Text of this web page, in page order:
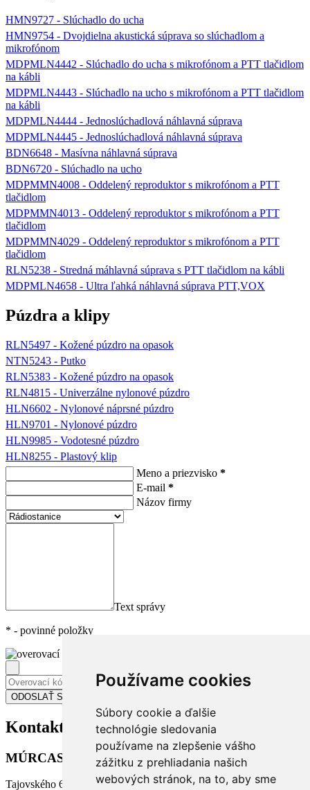
Používame cookies
Súbory cookie a ďalšie
technológie sledovania
používame na zlepšenie vášho
zážitku z prehliadania našich
webových stránok, na to, aby sme
HMN9727 - Slúchadlo do ucha
HMN9754 - Dvojdielna akustická súprava so slúchadlom a
mikrofónom
MDPMLN4442 - Slúchadlo do ucha s mikrofónom a PTT tlačidlom
na kábli
MDPMLN4443 - Slúchadlo na ucho s mikrofónom a PTT tlačidlom
na kábli
MDPMLN4444 - Jednoslúchadlová náhlavná súprava
MDPMLN4445 - Jednoslúchadlová náhlavná súprava
BDN6648 - Masívna náhlavná súprava
BDN6720 - Slúchadlo na ucho
MDPMMN4008 - Oddelený reproduktor s mikrofónom a PTT
tlačidlom
MDPMMN4013 - Oddelený reproduktor s mikrofónom a PTT
tlačidlom
MDPMMN4029 - Oddelený reproduktor s mikrofónom a PTT
tlačidlom
RLN5238 - Stredná máhlavná súprava s PTT tlačidlom na kábli
MDPMLN4658 - Ultra ľahká náhlavná súprava PTT,VOX
Púzdra a klipy
RLN5497 - Kožené púzdro na opasok
NTN5243 - Putko
RLN5383 - Kožené púzdro na opasok
RLN4815 - Univerzálne nylonové púzdro
HLN6602 - Nylonové náprsné púzdro
HLN9701 - Nylonové púzdro
HLN9985 - Vodotesné púzdro
HLN8255 - Plastový klip
Meno a priezvisko *
E-mail *
Názov firmy
Text správy
* - povinné položky
Kontakt na nás
MÚRCASS s.r.o.
Tajovského 6, 04001 Košice, Slovensko